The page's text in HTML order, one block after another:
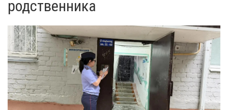
родственника